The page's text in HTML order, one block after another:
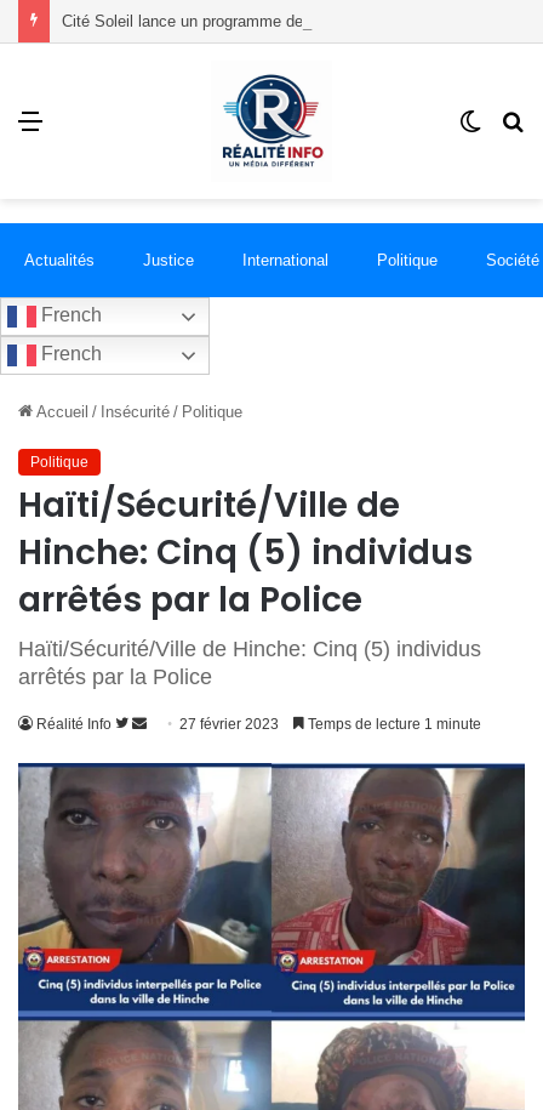
Menu
Switch
Actualités Justice International Politique Société
French
French
Accueil / Insécurité / Politique
Politique
Haïti/Sécurité/Ville de
Hinche: Cinq (5) individus
arrêtés par la Police
Haïti/Sécurité/Ville de Hinche: Cinq (5) individus
arrêtés par la Police
Réalité Info
Suivre
Envoyer
courriel
27 février 2023 Temps de lecture 1 minute